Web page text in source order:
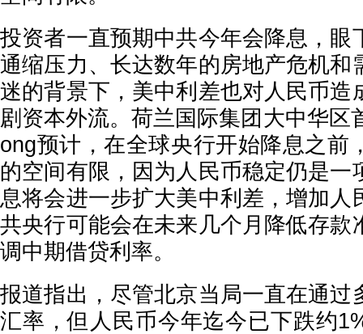
投资者一直预期中共今年会降息，眼
通缩压力、长达数年的房地产危机和
迷的背景下，美中利差也对人民币造
剧资本外流。荷兰国际集团大中华区
ong预计，在全球央行开始降息之前
的空间有限，因为人民币稳定仍是一
息将会进一步扩大美中利差，增加人
共央行可能会在未来几个月降低存款
调中期借贷利率。
报道指出，尽管北京当局一直在通过
汇率，但人民币今年迄今已下跌约